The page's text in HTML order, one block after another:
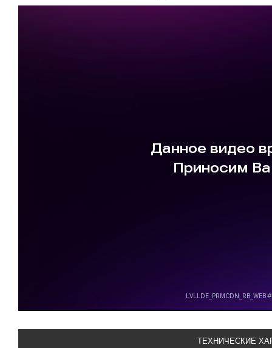
ТЕХНИЧЕСКИЕ